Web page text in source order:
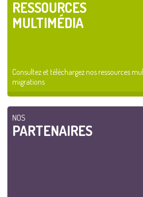
RESSOURCES
MULTIMÉDIA
Consultez et téléchargez nos ressources
migrations
NOS
PARTENAIRES